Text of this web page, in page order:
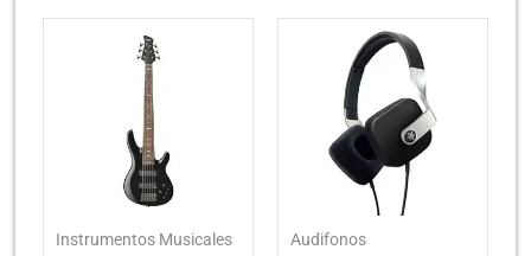
Instrumentos Musicales Audifonos